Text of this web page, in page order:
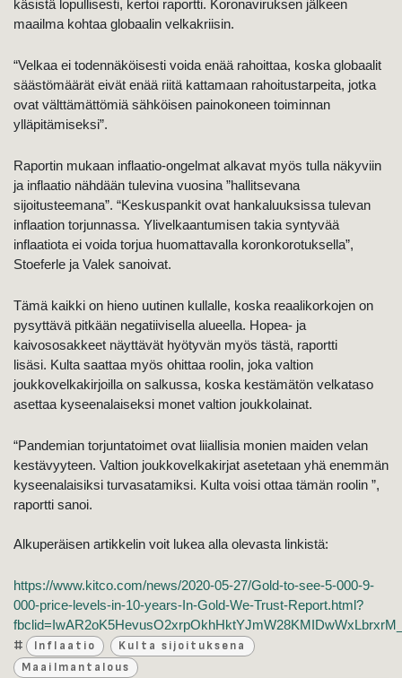
käsistä lopullisesti, kertoi raportti. Koronaviruksen jälkeen
maailma kohtaa globaalin velkakriisin.
“Velkaa ei todennäköisesti voida enää rahoittaa, koska globaalit
säästömäärät eivät enää riitä kattamaan rahoitustarpeita, jotka
ovat välttämättömiä sähköisen painokoneen toiminnan
ylläpitämiseksi”.
Raportin mukaan inflaatio-ongelmat alkavat myös tulla näkyviin
ja inflaatio nähdään tulevina vuosina ”hallitsevana
sijoitusteemana”. “Keskuspankit ovat hankaluuksissa tulevan
inflaation torjunnassa. Ylivelkaantumisen takia syntyvää
inflaatiota ei voida torjua huomattavalla koronkorotuksella”,
Stoeferle ja Valek sanoivat.
Tämä kaikki on hieno uutinen kullalle, koska reaalikorkojen on
pysyttävä pitkään negatiivisella alueella. Hopea- ja
kaivososakkeet näyttävät hyötyvän myös tästä, raportti
lisäsi. Kulta saattaa myös ohittaa roolin, joka valtion
joukkovelkakirjoilla on salkussa, koska kestämätön velkataso
asettaa kyseenalaiseksi monet valtion joukkolainat.
“Pandemian torjuntatoimet ovat liiallisia monien maiden velan
kestävyyteen. Valtion joukkovelkakirjat asetetaan yhä enemmän
kyseenalaisiksi turvasatamiksi. Kulta voisi ottaa tämän roolin ”,
raportti sanoi.
Alkuperäisen artikkelin voit lukea alla olevasta linkistä:
https://www.kitco.com/news/2020-05-27/Gold-to-see-5-000-9-
000-price-levels-in-10-years-In-Gold-We-Trust-Report.html?
# Inflaatio
Kulta sijoituksena
Maailmantalous